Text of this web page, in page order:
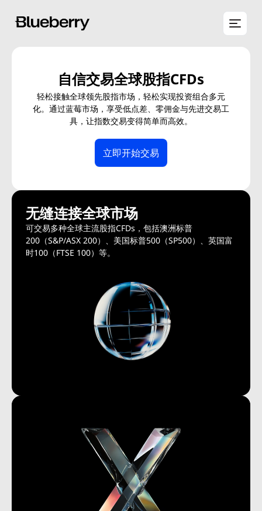
自信交易全球股指CFDs
轻松接触全球领先股指市场，轻松实现投资组合多元
化。通过蓝莓市场，享受低点差、零佣金与先进交易工
具，让指数交易变得简单而高效。
立即开始交易
无缝连接全球市场
可交易多种全球主流股指CFDs，包括澳洲标普
200（S&P/ASX 200）、美国标普500（SP500）、英国富
时100（FTSE 100）等。